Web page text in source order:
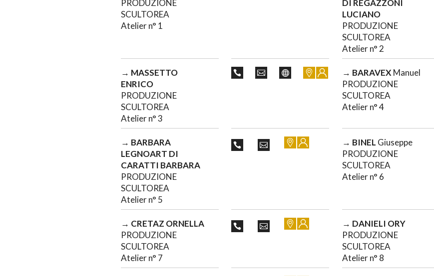
PRODUZIONE
SCULTOREA
Atelier n° 1
DI REGAZZONI
LUCIANO
PRODUZIONE
SCULTOREA
Atelier n° 2
→ MASSETTO
ENRICO
PRODUZIONE
SCULTOREA
Atelier n° 3
→ BARAVEXManuel
PRODUZIONE
SCULTOREA
Atelier n° 4
→ BARBARA
LEGNOART DI
CARATTI BARBARA
PRODUZIONE
SCULTOREA
Atelier n° 5
→ BINEL Giuseppe
PRODUZIONE
SCULTOREA
Atelier n° 6
→ CRETAZ ORNELLA
PRODUZIONE
SCULTOREA
Atelier n° 7
→ DANIELI ORY
PRODUZIONE
SCULTOREA
Atelier n° 8